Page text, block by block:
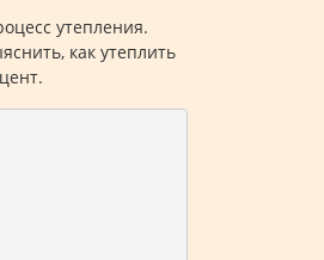
утепления.
как утеплить